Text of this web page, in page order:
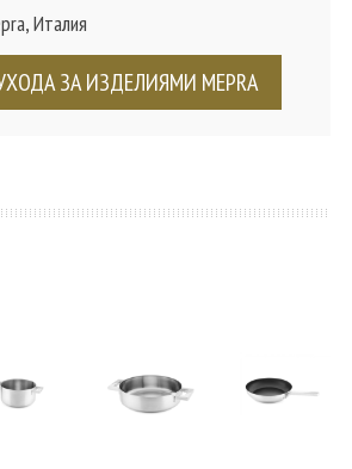
Италия
ЗА ИЗДЕЛИЯМИ MEPRA